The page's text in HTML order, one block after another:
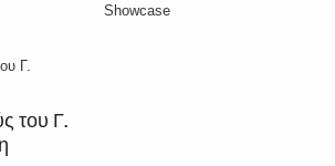
Showcase
του Γ.